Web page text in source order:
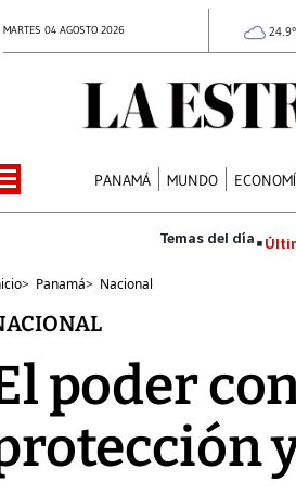
MARTES 04 AGOSTO 2026
PANAMÁ MUNDO
> Panamá> Nacional
poder